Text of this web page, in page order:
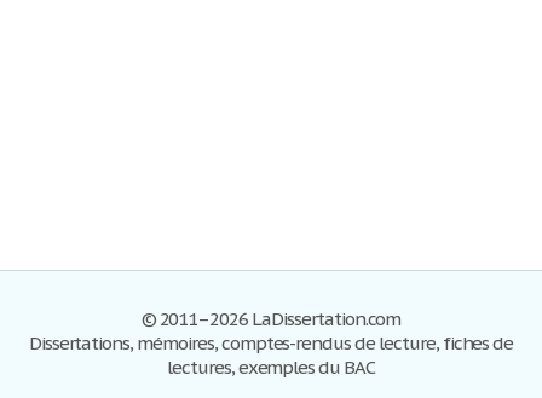
© 2011–2026 LaDissertation.com
Dissertations, mémoires, comptes-rendus de lecture, fiches de
lectures, exemples du BAC